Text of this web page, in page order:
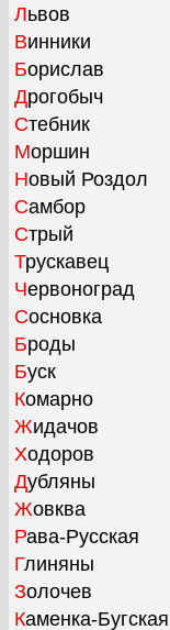
Львов
Винники
Борислав
Дрогобыч
Стебник
Моршин
Новый Роздол
Самбор
Стрый
Трускавец
Червоноград
Сосновка
Броды
Буск
Комарно
Жидачов
Ходоров
Дубляны
Жовква
Рава-Русская
Глиняны
Золочев
Каменка-Бугская